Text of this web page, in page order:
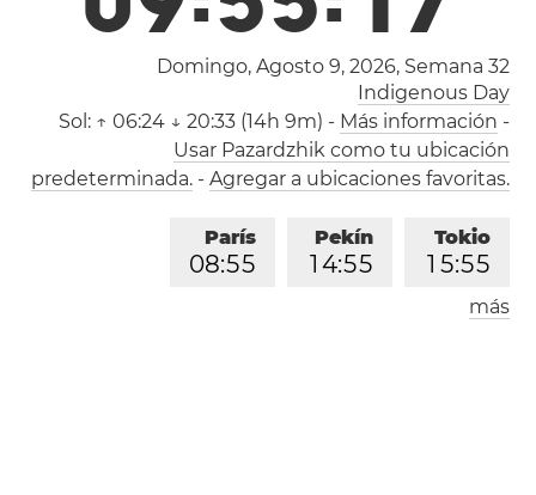
Domingo, Agosto 9, 2026, Semana 32
Indigenous Day
Sol: ↑ 06:24 ↓ 20:33 (14h 9m) - Más información -
Usar Pazardzhik como tu ubicación
predeterminada.- Agregar a ubicaciones favoritas.
Tokio
1 5:55
Pekín
1 4:55
París
08:55
Londres
más